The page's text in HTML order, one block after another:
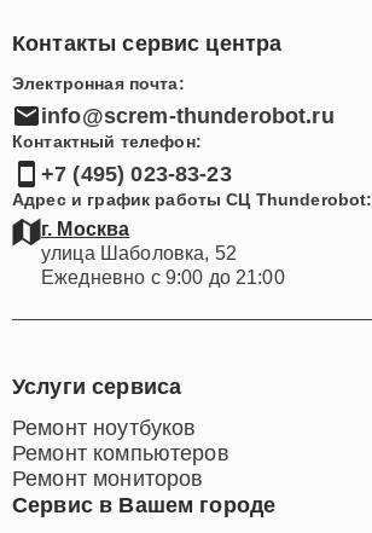
Контакты сервис центра
Электронная почта:
info@screm-thunderobot.ru
Контактный телефон:
+7 (495) 023-83-23
Адрес и график работы СЦ Thunderobot:
г. Москва
улица Шаболовка, 52
Ежедневно с 9:00 до 21:00
Сервис в Вашем городе
Услуги сервиса
Ремонт ноутбуков
Ремонт компьютеров
Ремонт мониторов